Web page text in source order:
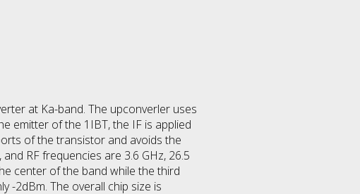
at Ka-band. The upconverler uses
emitter of the 1IBT, the IF is applied
of the transistor and avoids the
RF frequencies are 3.6 GHz, 26.5
center of the band while the third
-2dBm. The overall chip size is